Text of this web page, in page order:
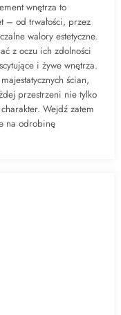
wnętrza to
– od trwałości, przez
walory estetyczne.
z oczu ich zdolności
i żywe wnętrza.
ścian,
przestrzeni nie tylko
Wejdź zatem
na odrobinę